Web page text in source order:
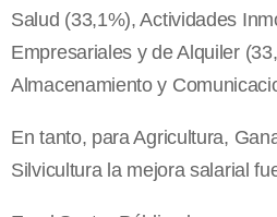
Salud (33,1%), Actividades
Empresariales y de Alquiler
Almacenamiento y
En tanto, para Agricultura,
Silvicultura la mejora salarial